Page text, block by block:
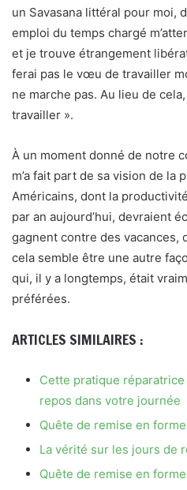
un Savasana littéral pour moi,
emploi du temps chargé
et je trouve étrangement
ferai pas le vœu de travailler
ne marche pas. Au lieu de
travailler ».
À un moment donné de notre
m’a fait part de sa vision de la
Américains, dont la
par an aujourd’hui, devraient
gagnent contre des vacances,
cela semble être une autre
qui, il y a longtemps, était
préférées.
ARTICLES SIMILAIRES :
Cette pratique
repos dans votre journée
Quête de remise en
La vérité sur les jours de
Quête de remise en